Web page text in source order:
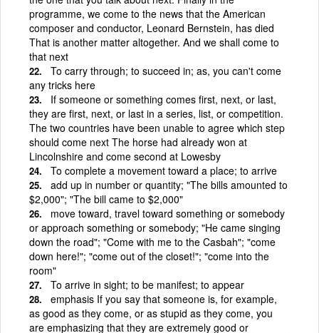
programme, we come to the news that the American
composer and conductor, Leonard Bernstein, has died
That is another matter altogether. And we shall come to
that next
To carry through; to succeed in; as, you can't come
any tricks here
If someone or something comes first, next, or last,
they are first, next, or last in a series, list, or competition.
The two countries have been unable to agree which step
should come next The horse had already won at
Lincolnshire and come second at Lowesby
To complete a movement toward a place; to arrive
add up in number or quantity; "The bills amounted to
$2,000"; "The bill came to $2,000"
move toward, travel toward something or somebody
or approach something or somebody; "He came singing
down the road"; "Come with me to the Casbah"; "come
down here!"; "come out of the closet!"; "come into the
room"
To arrive in sight; to be manifest; to appear
emphasis If you say that someone is, for example,
as good as they come, or as stupid as they come, you
are emphasizing that they are extremely good or